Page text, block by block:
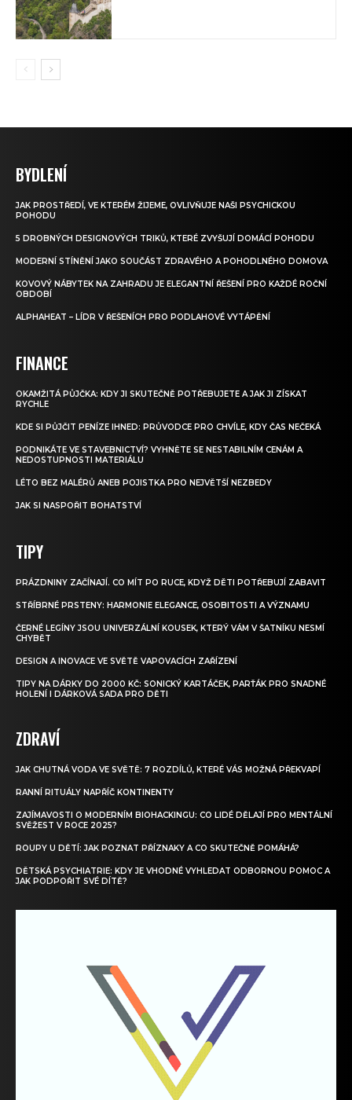
BYDLENÍ
JAK PROSTŘEDÍ, VE KTERÉM ŽIJEME, OVLIVŇUJE NAŠI PSYCHICKOU
POHODU
5 DROBNÝCH DESIGNOVÝCH TRIKŮ, KTERÉ ZVYŠUJÍ DOMÁCÍ POHODU
MODERNÍ STÍNĚNÍ JAKO SOUČÁST ZDRAVÉHO A POHODLNÉHO DOMOVA
KOVOVÝ NÁBYTEK NA ZAHRADU JE ELEGANTNÍ ŘEŠENÍ PRO KAŽDÉ ROČNÍ
OBDOBÍ
ALPHAHEAT – LÍDR V ŘEŠENÍCH PRO PODLAHOVÉ VYTÁPĚNÍ
FINANCE
OKAMŽITÁ PŮJČKA: KDY JI SKUTEČNĚ POTŘEBUJETE A JAK JI ZÍSKAT
RYCHLE
KDE SI PŮJČIT PENÍZE IHNED: PRŮVODCE PRO CHVÍLE, KDY ČAS NEČEKÁ
PODNIKÁTE VE STAVEBNICTVÍ? VYHNĚTE SE NESTABILNÍM CENÁM A
NEDOSTUPNOSTI MATERIÁLU
LÉTO BEZ MALÉRŮ ANEB POJISTKA PRO NEJVĚTŠÍ NEZBEDY
JAK SI NASPOŘIT BOHATSTVÍ
TIPY
PRÁZDNINY ZAČÍNAJÍ. CO MÍT PO RUCE, KDYŽ DĚTI POTŘEBUJÍ ZABAVIT
STŘÍBRNÉ PRSTENY: HARMONIE ELEGANCE, OSOBITOSTI A VÝZNAMU
ČERNÉ LEGÍNY JSOU UNIVERZÁLNÍ KOUSEK, KTERÝ VÁM V ŠATNÍKU NESMÍ
CHYBĚT
DESIGN A INOVACE VE SVĚTĚ VAPOVACÍCH ZAŘÍZENÍ
TIPY NA DÁRKY DO 2000 KČ: SONICKÝ KARTÁČEK, PARŤÁK PRO SNADNÉ
HOLENÍ I DÁRKOVÁ SADA PRO DĚTI
ZDRAVÍ
JAK CHUTNÁ VODA VE SVĚTĚ: 7 ROZDÍLŮ, KTERÉ VÁS MOŽNÁ PŘEKVAPÍ
RANNÍ RITUÁLY NAPŘÍČ KONTINENTY
ZAJÍMAVOSTI O MODERNÍM BIOHACKINGU: CO LIDÉ DĚLAJÍ PRO MENTÁLNÍ
SVĚŽEST V ROCE 2025?
ROUPY U DĚTÍ: JAK POZNAT PŘÍZNAKY A CO SKUTEČNĚ POMÁHÁ?
DĚTSKÁ PSYCHIATRIE: KDY JE VHODNÉ VYHLEDAT ODBORNOU POMOC A
JAK PODPOŘIT SVÉ DÍTĚ?